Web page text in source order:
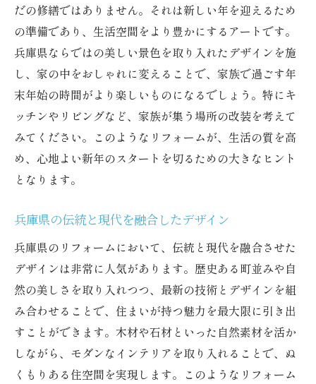
だの修繕ではありません。それは新しい年を迎えるため
の準備であり、生活空間をより豊かにするアートです。
兵庫県ならではの美しい景色を取り入れたデザインを施
し、家の中をおしゃれに変えることで、家族で過ごす年
末年始の時間がより楽しいものになるでしょう。特にキ
ッチンやリビングなど、家族が集う場所の改装を考えて
みてください。このようなリフォームが、生活の質を高
め、心地よい新年のスタートを切るための大きなヒント
となります。
兵庫県の伝統と現代を融合したデザイン
兵庫県のリフォームにおいて、伝統と現代を融合させた
デザインは非常に人気があります。歴史ある町並みや自
然の美しさを取り入れつつ、最新の技術とデザインを組
み合わせることで、住まいが持つ魅力を最大限に引き出
すことができます。木材や石材といった自然素材を活か
しながら、モダンなインテリアを取り入れることで、ぬ
くもりある住空間を実現します。このようなリフォーム